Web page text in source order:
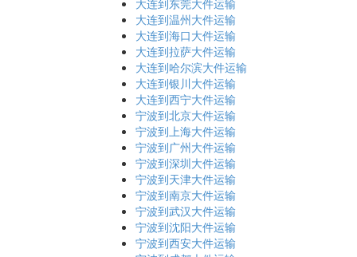
大连到东莞大件运输
大连到温州大件运输
大连到海口大件运输
大连到拉萨大件运输
大连到哈尔滨大件运输
大连到银川大件运输
大连到西宁大件运输
宁波到北京大件运输
宁波到上海大件运输
宁波到广州大件运输
宁波到深圳大件运输
宁波到天津大件运输
宁波到南京大件运输
宁波到武汉大件运输
宁波到沈阳大件运输
宁波到西安大件运输